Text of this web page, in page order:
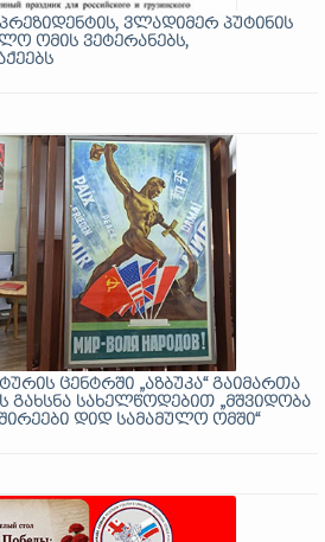
ვლადიმერ პუტინის
ომის ვეტერანებს,
ცენტრში „აზბუკა“ გაიმართა
გახსნა სახელწოდებით „მშვიდობა
დიდ სამამულო ომში“